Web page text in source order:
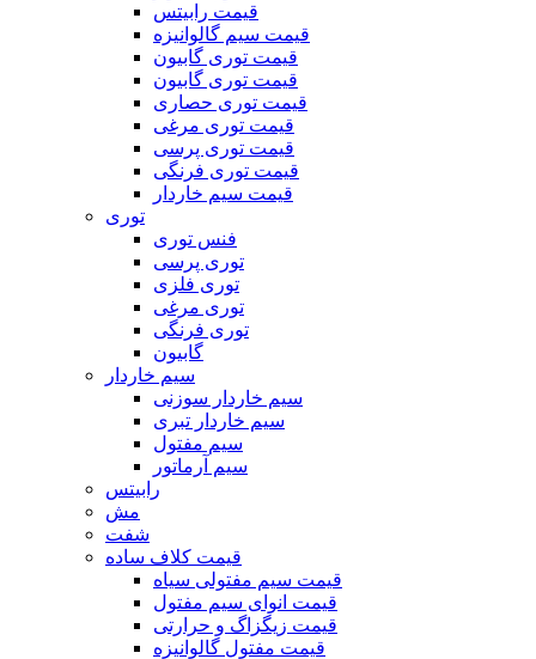
قیمت رابیتس
قیمت سیم گالوانیزه
قیمت توری گابیون
قیمت توری گابیون
قیمت توری حصاری
قیمت توری مرغی
قیمت توری پرسی
قیمت توری فرنگی
قیمت سیم خاردار
توری
فنس توری
توری پرسی
توری فلزی
توری مرغی
توری فرنگی
گابیون
سیم خاردار
سیم خاردار سوزنی
سیم خاردار تبری
سیم مفتول
سیم آرماتور
رابیتس
مش
شفت
قیمت کلاف ساده
قیمت سیم مفتولی سیاه
قیمت انوای سیم مفتول
قیمت زیگزاگ و حرارتی
قیمت مفتول گالوانیزه